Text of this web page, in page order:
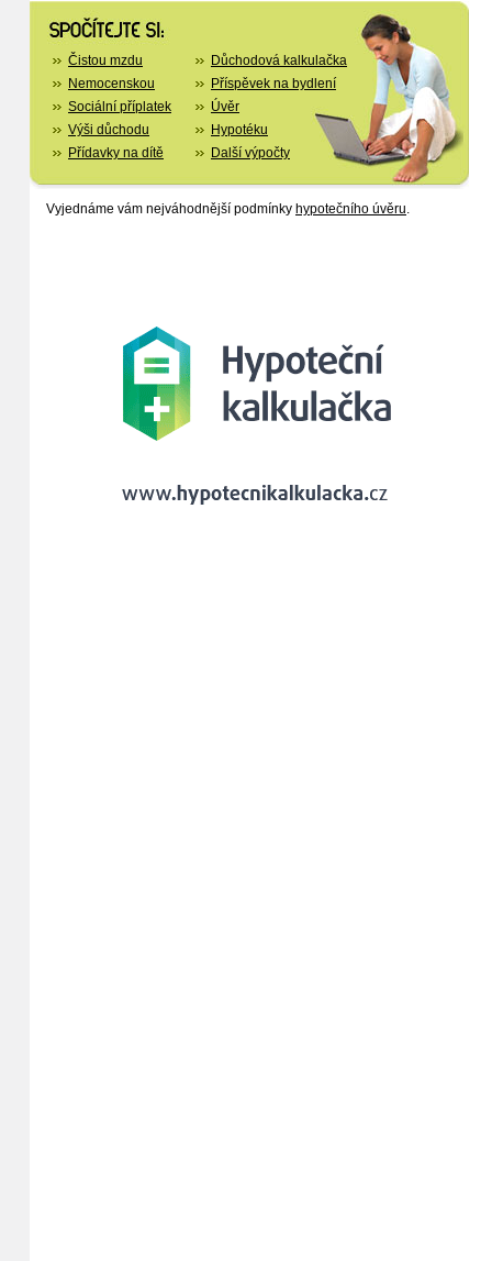
Čistou mzdu
Nemocenskou
Sociální příplatek
Výši důchodu
Přídavky na dítě
Důchodová kalkulačka
Příspěvek na bydlení
Úvěr
Hypotéku
Další výpočty
Vyjednáme vám nejváhodnější podmínky hypotečního úvěru.